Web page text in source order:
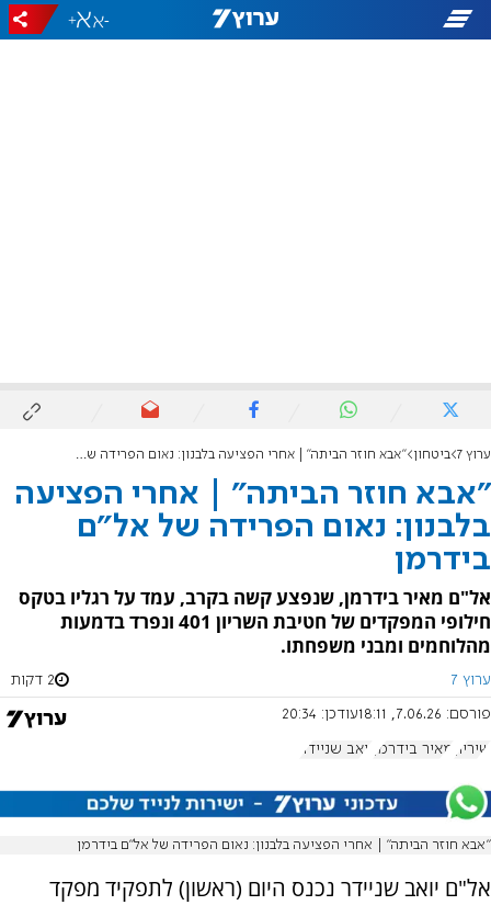
-
+
ערוץ 7 ביטחון "אבא חוזר הביתה" | אחרי הפציעה בלבנון: נאום הפרידה של אל"ם בידרמן
"אבא חוזר הביתה" | אחרי הפציעה
בלבנון: נאום הפרידה של אל"ם
בידרמן
אל"ם מאיר בידרמן, שנפצע קשה בקרב, עמד על רגליו בטקס
חילופי המפקדים של חטיבת השריון 401 ונפרד בדמעות
מהלוחמים ומבני משפחתו.
ערוץ 7 2 דקות
פורסם: 7.06.26, 18:11 עודכן: 20:34
שיריון מאיר בידרמן יואב שניידר
"אבא חוזר הביתה" | אחרי הפציעה בלבנון: נאום הפרידה של אל"ם בידרמן
אל"ם יואב שניידר נכנס היום (ראשון) לתפקיד מפקד